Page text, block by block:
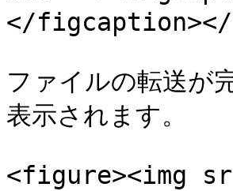
</
ファイルの転送が
表示されます。
<figure><img